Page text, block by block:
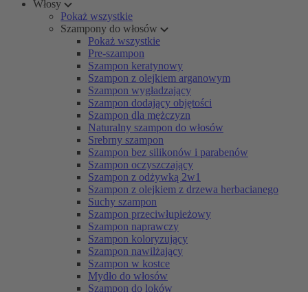
Włosy
Pokaż wszystkie
Szampony do włosów
Pokaż wszystkie
Pre-szampon
Szampon keratynowy
Szampon z olejkiem arganowym
Szampon wygładzający
Szampon dodający objętości
Szampon dla mężczyzn
Naturalny szampon do włosów
Srebrny szampon
Szampon bez silikonów i parabenów
Szampon oczyszczający
Szampon z odżywką 2w1
Szampon z olejkiem z drzewa herbacianego
Suchy szampon
Szampon przeciwłupieżowy
Szampon naprawczy
Szampon koloryzujący
Szampon nawilżający
Szampon w kostce
Mydło do włosów
Szampon do loków